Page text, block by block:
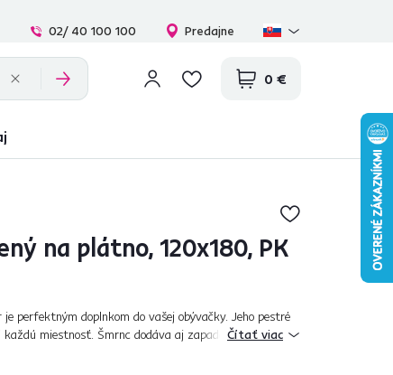
02/ 40 100 100 Predajne
0 €
na plátno, 120x180, PK
perfektným doplnkom do vašej obývačky. Jeho pestré
miestnosť. Šmrnc dodáva aj zapadajúce slnko,
Čítať viac